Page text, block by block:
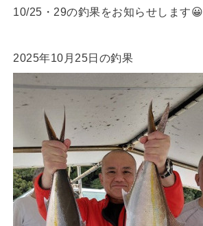
10/25・29の釣果をお知らせします😀
2025年10月25日の釣果